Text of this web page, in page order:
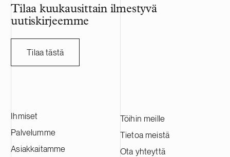
Tilaa kuukausittain ilmestyvä
uutiskirjeemme
Tilaa tästä
Ihmiset
Palvelumme
Asiakkaitamme
Töihin meille
Tietoa meistä
Ota yhteyttä